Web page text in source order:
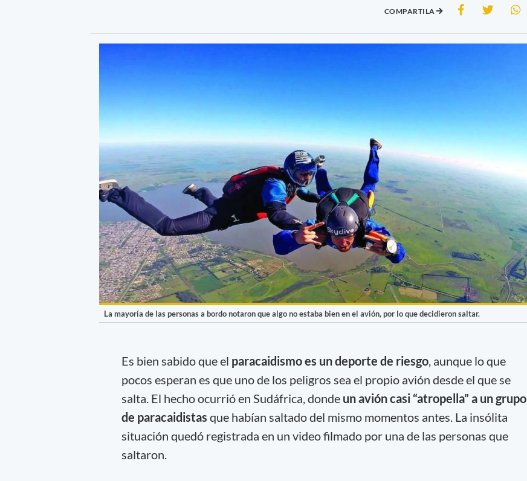
COMPARTILA
La mayoría de las personas a bordo notaron que algo no estaba bien en el avión, por lo que decidieron saltar.
Es bien sabido que el paracaidismoes un deporte de riesgo, aunque lo que
pocos esperan es que uno de los peligros sea el propio avión desde el que se
salta. El hecho ocurrió en Sudáfrica, donde un avión casi “atropella” a un grupo
de paracaidistas que habían saltado del mismo momentos antes. La insólita
situación quedó registrada en un video filmado por una de las personas que
saltaron.